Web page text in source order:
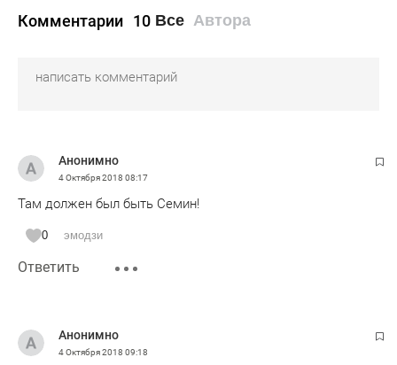
Комментарии 10 Все Автора
Анонимно
4 Октября 2018 08:17
Там должен был быть Семин!
0 эмодзи
Ответить
Анонимно
4 Октября 2018 09:18